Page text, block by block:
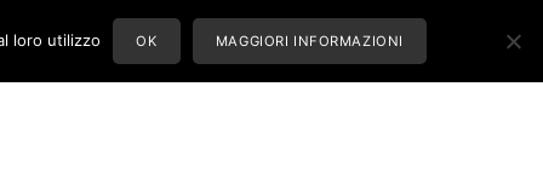
loro utilizzo OK MAGGIORI INFORMAZIONI